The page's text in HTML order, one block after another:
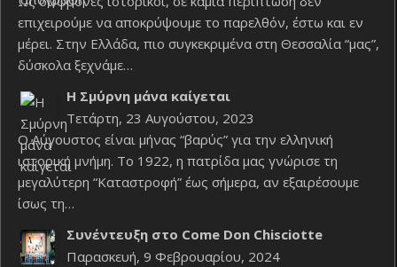
επιχειρούμε να αποκρύψουμε το παρελθόν, έστω και εν
μέρει. Στην Ελλάδα, πιο συγκεκριμένα στη Θεσσαλία “μας”,
δύσκολα ξεχνάμε…
Η Σμύρνη μάνα καίγεται
Τετάρτη, 23 Αυγούστου, 2023
Ο Αύγουστος είναι μήνας “βαρύς” για την ελληνική
ιστορική μνήμη. Το 1922, η πατρίδα μας γνώρισε τη
μεγαλύτερη “Καταστροφή” έως σήμερα, αν εξαιρέσουμε
ίσως τη…
Συνέντευξη στο Come Don Chisciotte
Παρασκευή, 9 Φεβρουαρίου, 2024